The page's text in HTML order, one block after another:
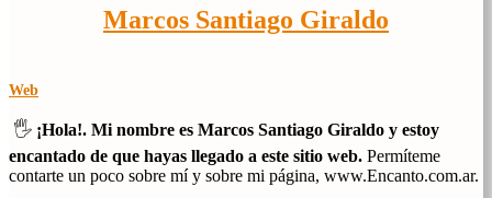
Marcos Santiago Giraldo
Web
🖐️ ¡Hola!. Mi nombre es Marcos Santiago Giraldo y estoy
encantado de que hayas llegado a este sitio web. Permíteme
contarte un poco sobre mí y sobre mi página, www.Encanto.com.ar.